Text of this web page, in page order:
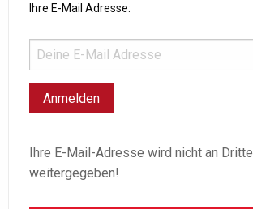
Ihre E-Mail Adresse:
Ihre E-Mail-Adresse wird nicht an Dritte
weitergegeben!